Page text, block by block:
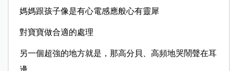
媽媽跟孩子像是有心電感應般心有靈犀
對寶寶做合適的處理
另一個超強的地方就是，那高分貝、高頻地哭鬧聲在耳
邊